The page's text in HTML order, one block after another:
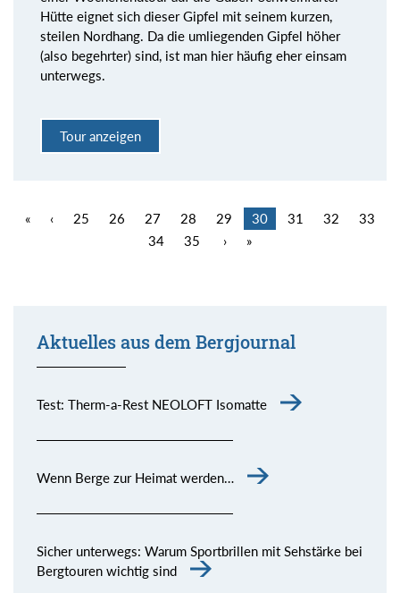
Hütte eignet sich dieser Gipfel mit seinem kurzen,
steilen Nordhang. Da die umliegenden Gipfel höher
(also begehrter) sind, ist man hier häufig eher einsam
unterwegs.
Tour anzeigen
« ‹ 25 26 27 28 29 30 31 32
33
34
35 › »
Aktuelles aus dem Bergjournal
Test: Therm-a-Rest NEOLOFT Isomatte
Wenn Berge zur Heimat werden…
Sicher unterwegs: Warum Sportbrillen mit Sehstärke bei
Bergtouren wichtig sind